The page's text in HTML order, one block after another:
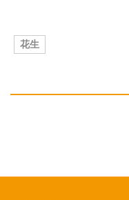
花生